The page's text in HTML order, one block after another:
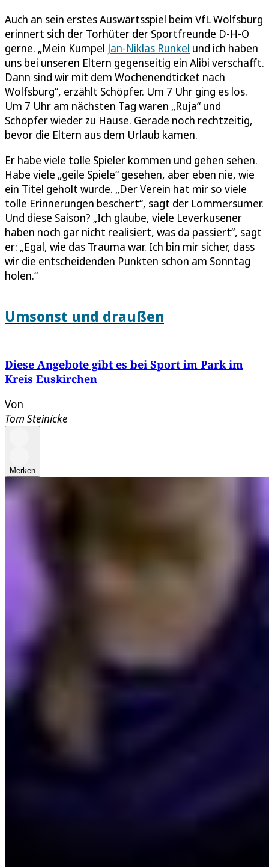
Auch an sein erstes Auswärtsspiel beim VfL Wolfsburg
erinnert sich der Torhüter der Sportfreunde D-H-O
gerne. „Mein Kumpel Jan-Niklas Runkel und ich haben
uns bei unseren Eltern gegenseitig ein Alibi verschafft.
Dann sind wir mit dem Wochenendticket nach
Wolfsburg“, erzählt Schöpfer. Um 7 Uhr ging es los.
Um 7 Uhr am nächsten Tag waren „Ruja“ und
Schöpfer wieder zu Hause. Gerade noch rechtzeitig,
bevor die Eltern aus dem Urlaub kamen.
Er habe viele tolle Spieler kommen und gehen sehen.
Habe viele „geile Spiele“ gesehen, aber eben nie, wie
ein Titel geholt wurde. „Der Verein hat mir so viele
tolle Erinnerungen beschert“, sagt der Lommersumer.
Und diese Saison? „Ich glaube, viele Leverkusener
haben noch gar nicht realisiert, was da passiert“, sagt
er: „Egal, wie das Trauma war. Ich bin mir sicher, dass
wir die entscheidenden Punkten schon am Sonntag
holen.“
Umsonst und draußen
Diese Angebote gibt es bei Sport im Park im
Kreis Euskirchen
Von
Tom Steinicke
Merken